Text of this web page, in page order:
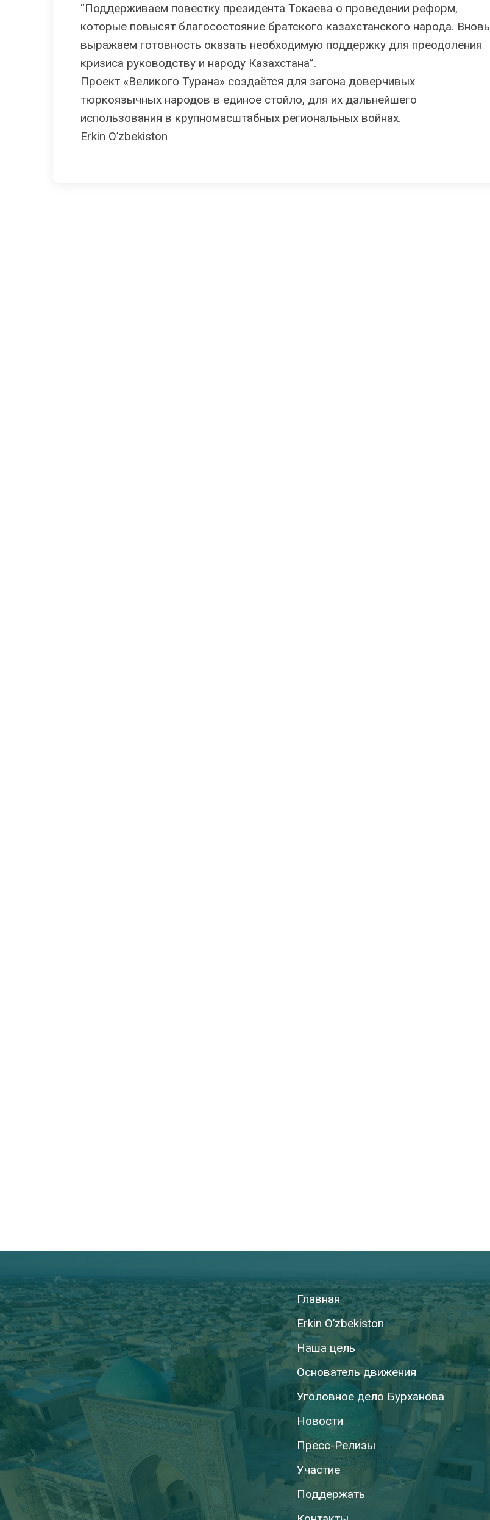
“Поддерживаем повестку президента Токаева о проведении реформ,
которые повысят благосостояние братского казахстанского народа. Вновь
выражаем готовность оказать необходимую поддержку для преодоления
кризиса руководству и народу Казахстана”.
Проект «Великого Турана» создаётся для загона доверчивых
тюркоязычных народов в единое стойло, для их дальнейшего
использования в крупномасштабных региональных войнах.
Erkin O’zbekiston
Главная
Erkin O’zbekiston
Наша цель
Основатель движения
Уголовное дело Бурханова
Новости
Пресс-Релизы
Участие
Поддержать